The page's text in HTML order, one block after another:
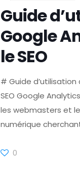
Guide
Google
le SEO
# Guide
SEO Google
les webmasters et
numérique
0